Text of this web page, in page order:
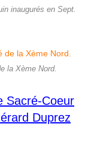
inaugurés en Sept.
la Xème Nord.
Sacré-Coeur
Duprez